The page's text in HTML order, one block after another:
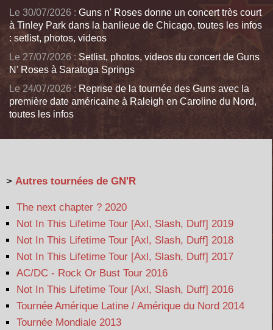
Le 30/07/2026 : Guns n' Roses donne un concert très court
à Tinley Park dans la banlieue de Chicago, toutes les infos
: setlist, photos, videos
Le 27/07/2026 : Setlist, photos, videos du concert de Guns
N' Roses à Saratoga Springs
Le 24/07/2026 : Reprise de la tournée des Guns avec la
première date américaine à Raleigh en Caroline du Nord,
toutes les infos
> Autres tournées de GN'R
The next chapter ? 2020
Not In This Lifetime Tour [Axl, Slash, Duff] 2019
Not In This Lifetime Tour [Axl, Slash, Duff] 2018
Not In This Lifetime Tour [Axl, Slash, Duff] 2017
AC/DC - Rock Or Bust Tour 2016
Not In This Lifetime Tour [Axl, Slash, Duff] 2016
Tournée Amérique Latine / Amérique du Nord 2014
Tournée Mondiale 2013